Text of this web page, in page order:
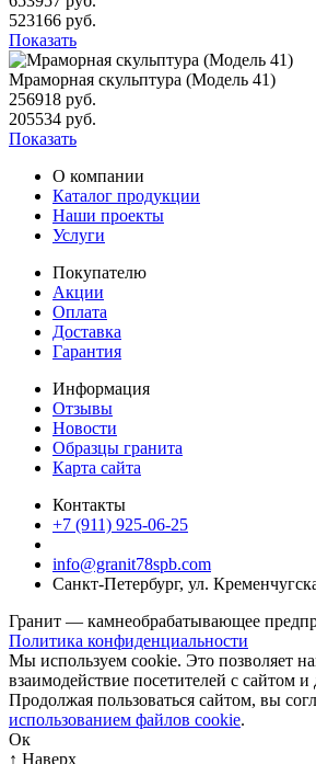
523166 руб.
Показать
Мраморная скульптура (Модель 41)
256918 руб.
205534 руб.
Показать
О компании
Каталог продукции
Наши проекты
Услуги
Покупателю
Акции
Оплата
Доставка
Гарантия
Информация
Отзывы
Новости
Образцы гранита
Карта сайта
Контакты
+7 (911) 925-06-25
info@granit78spb.com
Санкт-Петербург, ул.
Гранит — камнеобрабатывающее
Политика конфиденциальности
Мы используем cookie. Это позволяет
взаимодействие посетителей с сайтом и
Продолжая пользоваться сайтом, вы
использованием файлов cookie.
Ок
↑ Наверх